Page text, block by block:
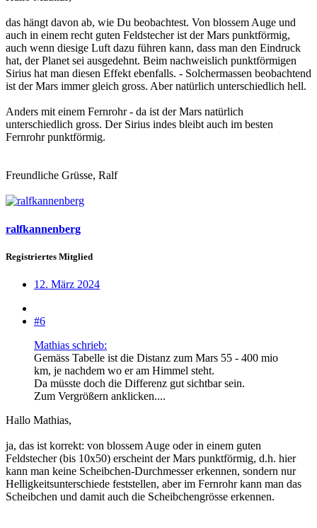
das hängt davon ab, wie Du beobachtest. Von blossem Auge und
auch in einem recht guten Feldstecher ist der Mars punktförmig,
auch wenn diesige Luft dazu führen kann, dass man den Eindruck
hat, der Planet sei ausgedehnt. Beim nachweislich punktförmigen
Sirius hat man diesen Effekt ebenfalls. - Solchermassen beobachtend
ist der Mars immer gleich gross. Aber natürlich unterschiedlich hell.
Anders mit einem Fernrohr - da ist der Mars natürlich
unterschiedlich gross. Der Sirius indes bleibt auch im besten
Fernrohr punktförmig.
Freundliche Grüsse, Ralf
ralfkannenberg
Registriertes Mitglied
12. März 2024
#6
Mathias schrieb:
Gemäss Tabelle ist die Distanz zum Mars 55 - 400 mio
km, je nachdem wo er am Himmel steht.
Da müsste doch die Differenz gut sichtbar sein.
Zum Vergrößern anklicken....
Hallo Mathias,
ja, das ist korrekt: von blossem Auge oder in einem guten
Feldstecher (bis 10x50) erscheint der Mars punktförmig, d.h. hier
kann man keine Scheibchen-Durchmesser erkennen, sondern nur
Helligkeitsunterschiede feststellen, aber im Fernrohr kann man das
Scheibchen und damit auch die Scheibchengrösse erkennen.